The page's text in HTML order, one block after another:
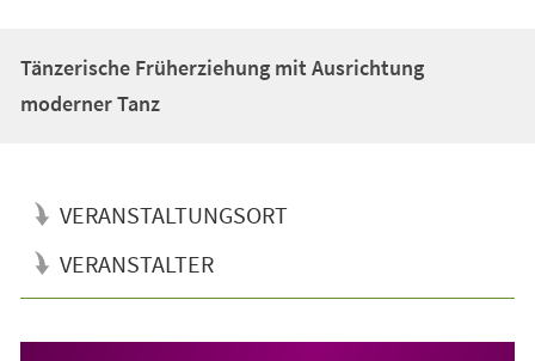
Tänzerische Früherziehung mit Ausrichtung
moderner Tanz
VERANSTALTUNGSORT
VERANSTALTER